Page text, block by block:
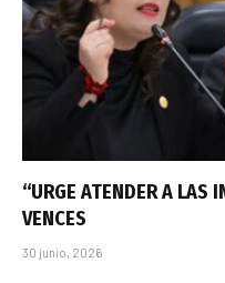
“URGE ATENDER A LAS
VENCES
30 junio, 2026